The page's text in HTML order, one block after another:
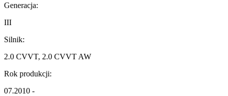
Generacja:
III
Silnik:
2.0 CVVT, 2.0 CVVT AW
Rok produkcji:
07.2010 -